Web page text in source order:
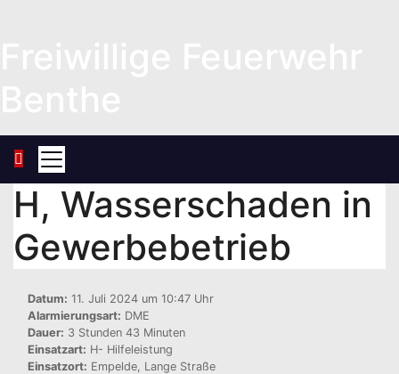
H, Wasserschaden in
Gewerbebetrieb
Datum: 11. Juli 2024 um 10:47 Uhr
Alarmierungsart: DME
Dauer: 3 Stunden 43 Minuten
Einsatzart: H- Hilfeleistung
Einsatzort: Empelde, Lange Straße